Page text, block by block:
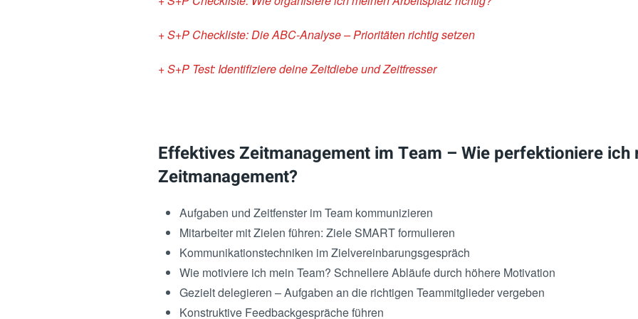
+ S+P Checkliste: Die ABC-Analyse – Prioritäten richtig setzen
+ S+P Test: Identifiziere deine Zeitdiebe und Zeitfresser
Effektives Zeitmanagement im Team – Wie perfektioniere ich
Zeitmanagement?
Aufgaben und Zeitfenster im Team kommunizieren
Mitarbeiter mit Zielen führen: Ziele SMART formulieren
Kommunikationstechniken im Zielvereinbarungsgespräch
Wie motiviere ich mein Team? Schnellere Abläufe durch höhere Motivation
Gezielt delegieren – Aufgaben an die richtigen Teammitglieder vergeben
Konstruktive Feedbackgespräche führen